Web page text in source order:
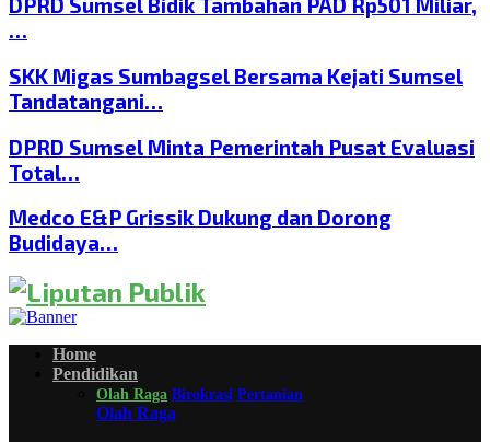
…
SKK Migas Sumbagsel Bersama Kejati Sumsel
Tandatangani…
DPRD Sumsel Minta Pemerintah Pusat Evaluasi
Total…
Medco E&P Grissik Dukung dan Dorong
Budidaya…
Home
Pendidikan
Olah Raga Birokrasi Pertanian
Olah Raga